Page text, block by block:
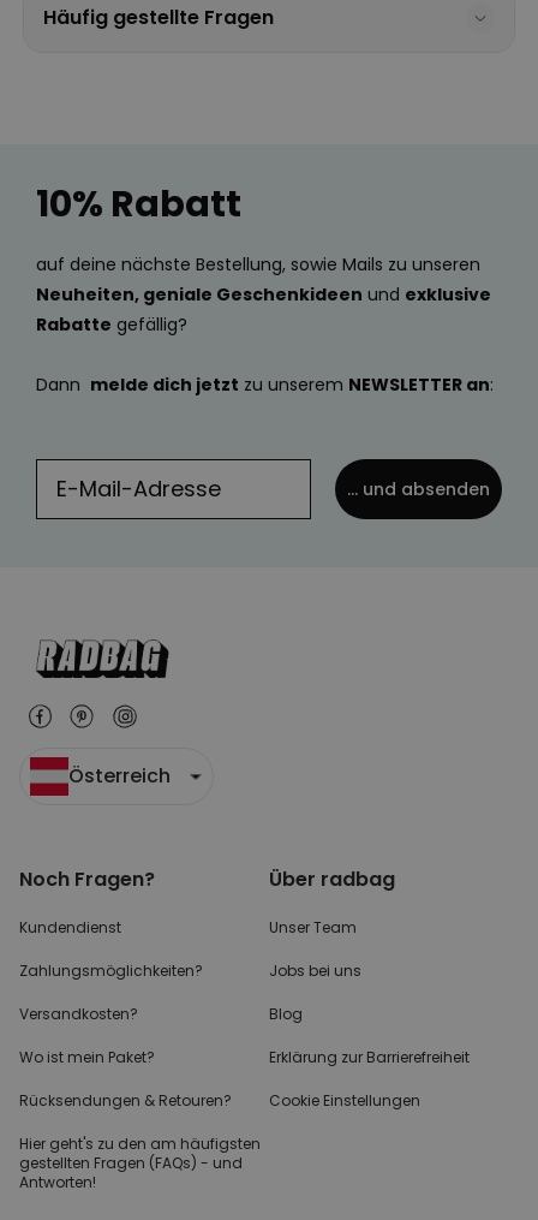
Häufig gestellte Fragen
10% Rabatt
auf deine nächste Bestellung, sowie Mails zu unseren
Neuheiten, geniale Geschenkideen und exklusive
Rabatte gefällig?
Dann melde dich jetzt zu unserem NEWSLETTER an:
... und absenden
Österreich
Noch Fragen?
Kundendienst
Zahlungsmöglichkeiten?
Versandkosten?
Wo ist mein Paket?
Rücksendungen & Retouren?
Hier geht's zu den am häufigsten
gestellten Fragen (FAQs) - und
Antworten!
Über radbag
Unser Team
Jobs bei uns
Blog
Erklärung zur Barrierefreiheit
Cookie Einstellungen